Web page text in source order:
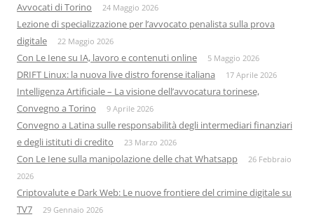
Avvocati di Torino
24 Maggio 2026
Lezione di specializzazione per l’avvocato penalista sulla prova
digitale
22 Maggio 2026
Con Le Iene su IA, lavoro e contenuti online 5 Maggio 2026
DRIFT Linux: la nuova live distro forense italiana 17 Aprile 2026
Intelligenza Artificiale – La visione dell’avvocatura torinese,
Convegno a Torino
9 Aprile 2026
Convegno a Latina sulle responsabilità degli intermediari finanziari
e degli istituti di credito
23 Marzo 2026
Con Le Iene sulla manipolazione delle chat Whatsapp
26 Febbraio
2026
Criptovalute e Dark Web: Le nuove frontiere del crimine digitale su
TV7
29 Gennaio 2026